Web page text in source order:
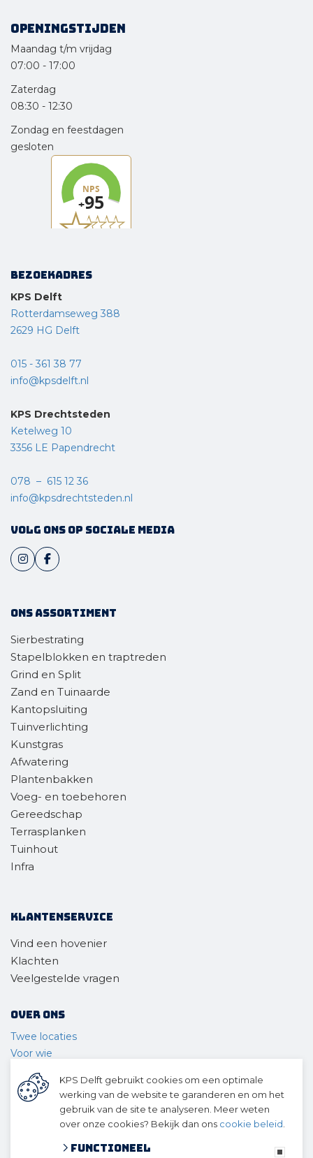
Openingstijden
Maandag t/m vrijdag
07:00 - 17:00
Zaterdag
08:30 - 12:30
Zondag en feestdagen
gesloten
Bezoekadres
KPS Delft
Rotterdamseweg 388
2629 HG Delft
015 - 361 38 77
info@kpsdelft.nl
KPS Drechtsteden
Ketelweg 10
3356 LE Papendrecht
078 – 615 12 36
info@kpsdrechtsteden.nl
Volg ons op sociale media
Ons assortiment
Sierbestrating
Stapelblokken en traptreden
Grind en Split
Zand en Tuinaarde
Kantopsluiting
Tuinverlichting
Kunstgras
Afwatering
Plantenbakken
Voeg- en toebehoren
Gereedschap
Terrasplanken
Tuinhout
Infra
Klantenservice
Vind een hovenier
Klachten
Veelgestelde vragen
Over ons
Twee locaties
Voor wie
Ons team
Geschiedenis
© 2026 KPS Delft
algemene voorwaarden
KPS Delft gebruikt cookies om een optimale
werking van de website te garanderen en om het
gebruik van de site te analyseren. Meer weten
over onze cookies? Bekijk dan ons cookie beleid
Functioneel